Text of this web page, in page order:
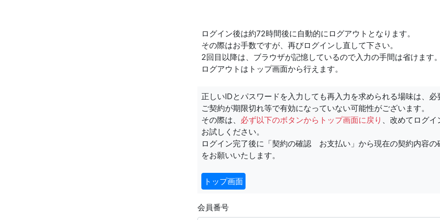
ログイン後は約72時間後に自動的にログアウトとなります。
その際はお手数ですが、再びログインし直して下さい。
2回目以降は、ブラウザが記憶しているので入力の手間は省けます。
ログアウトはトップ画面から行えます。
正しいIDとパスワードを入力しても再入力を求められる場味は、必
ご契約が期限切れ等で有効になっていない可能性がございます。
その際は、 必ず以下のボタンからトップ画面に戻り 、改めてログイ
お試しください。
ログイン完了後に「契約の確認 お支払い」から現在の契約内容の
をお願いいたします。
トップ画面
会員番号